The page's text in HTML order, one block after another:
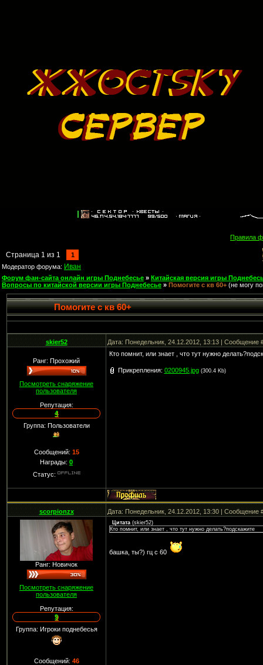
Правила
Страница 1 из 1
1
Модератор форума: Иван
Форум фан-сайта онлайн игры Поднебесье » Китайская версия игры
Вопросы по китайской версии игры Поднебесье » Помогите с кв 60+ (не могу
Помогите с кв 60+
skier52 Дата: Понедельник, 24.12.2012, 13:13 | Сообщение
Ранг: Прохожий
Посмотреть снаряжение
пользователя
Репутация:
4
Группа: Пользователи
Сообщений: 15
Награды: 0
Статус:
Кто помнит, или знает , что тут нужно
Прикрепления: 0200945.jpg (300.4 Kb)
scorpionzx Дата: Понедельник, 24.12.2012, 13:30 | Сообщение
Ранг: Новичок
Посмотреть снаряжение
пользователя
Репутация:
9
Группа: Игроки поднебесья
Сообщений: 46
Цитата(skier52)
Кто помнит, или знает , что тут нужно делать?подскажите
башка, ты?) гц с 60